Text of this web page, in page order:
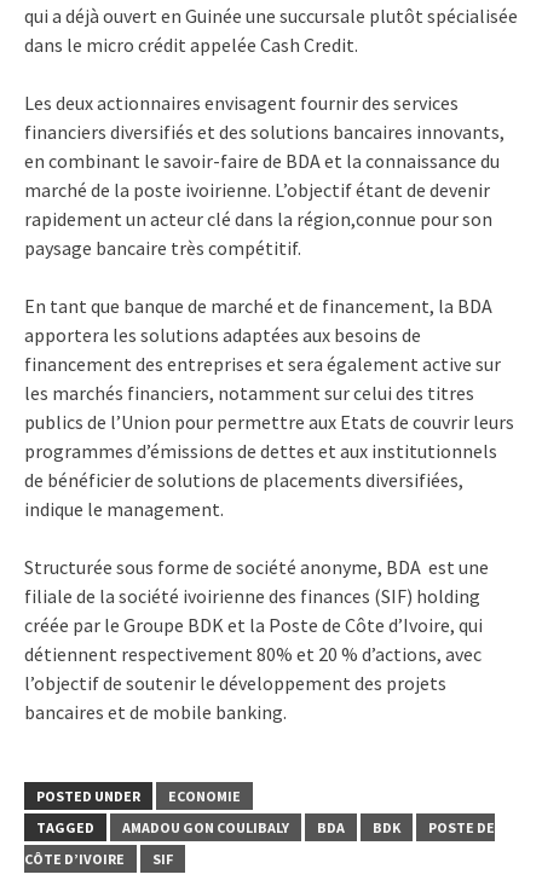
qui a déjà ouvert en Guinée une succursale plutôt spécialisée
dans le micro crédit appelée Cash Credit.
Les deux actionnaires envisagent fournir des services
financiers diversifiés et des solutions bancaires innovants,
en combinant le savoir-faire de BDA et la connaissance du
marché de la poste ivoirienne. L’objectif étant de devenir
rapidement un acteur clé dans la région,connue pour son
paysage bancaire très compétitif.
En tant que banque de marché et de financement, la BDA
apportera les solutions adaptées aux besoins de
financement des entreprises et sera également active sur
les marchés financiers, notamment sur celui des titres
publics de l’Union pour permettre aux Etats de couvrir leurs
programmes d’émissions de dettes et aux institutionnels
de bénéficier de solutions de placements diversifiées,
indique le management.
Structurée sous forme de société anonyme, BDA est une
filiale de la société ivoirienne des finances (SIF) holding
créée par le Groupe BDK et la Poste de Côte d’Ivoire, qui
détiennent respectivement 80% et 20 % d’actions, avec
l’objectif de soutenir le développement des projets
bancaires et de mobile banking.
POSTED UNDER
ECONOMIE
TAGGED
AMADOU GON COULIBALY BDA BDK
POSTE DE
CÔTE D’IVOIRE
SIF